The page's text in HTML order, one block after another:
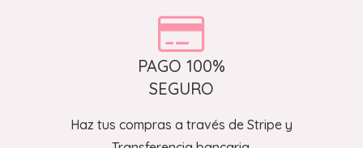
PAGO 100%
SEGURO
Haz tus compras a través de Stripe y